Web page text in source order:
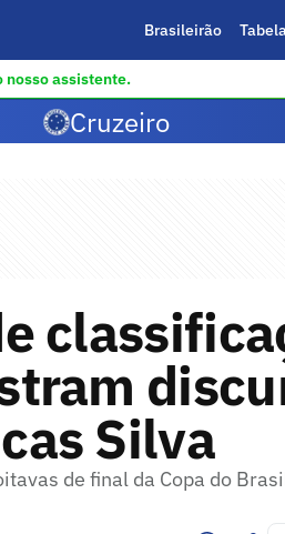
Brasileirão
nosso assistente.
Cruzeiro
Silva
de final da Copa do